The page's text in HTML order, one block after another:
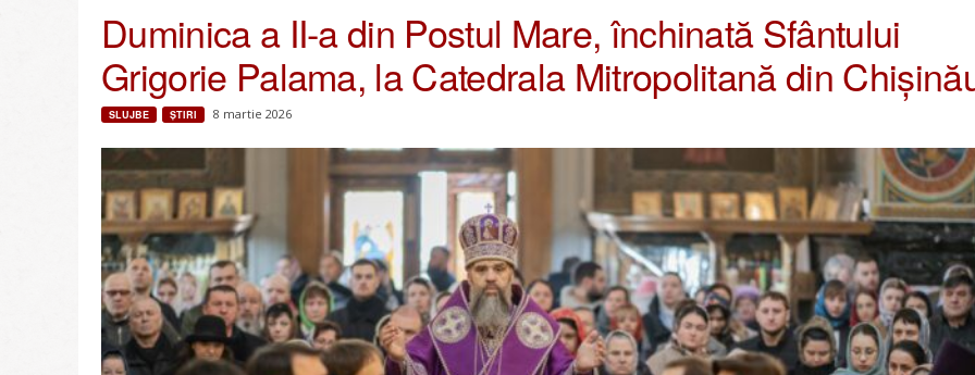
Duminica a II-a din Postul Mare, închinată Sfântului
Grigorie Palama, la Catedrala Mitropolitană din
SLUJBE ŞTIRI 8 martie 2026